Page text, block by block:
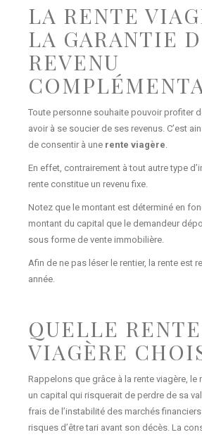
LA RENTE
LA GARANTIE
REVENU
Toute personne souhaite pouvoir profiter
avoir à se soucier de ses revenus. C’est
de consentir à une rente viagère
En effet, contrairement à tout autre type
rente constitue un revenu fixe.
Notez que le montant est déterminé en
montant du capital que le demandeur
sous forme de vente immobilière.
Afin de ne pas léser le rentier, la rente est
année.
QUELLE RENTE
VIAGÈRE
Rappelons que grâce à la rente viagère, le
un capital qui risquerait de perdre de sa
frais de l’instabilité des marchés
risques d’être tari avant son décès. La